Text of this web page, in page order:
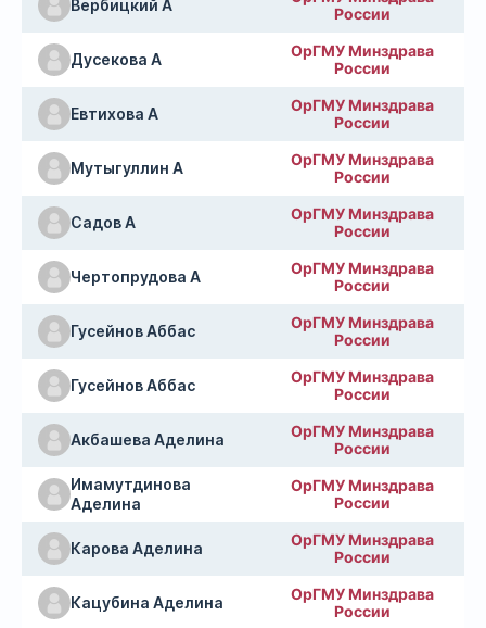
Вербицкий А
России
Дусекова А
ОрГМУ Минздрава
России
Евтихова А
ОрГМУ Минздрава
России
Мутыгуллин А
ОрГМУ Минздрава
России
Садов А
ОрГМУ Минздрава
России
Чертопрудова А
ОрГМУ Минздрава
России
Гусейнов Аббас
ОрГМУ Минздрава
России
Гусейнов Аббас
ОрГМУ Минздрава
России
Акбашева Аделина
ОрГМУ Минздрава
России
Имамутдинова
Аделина
ОрГМУ Минздрава
России
Карова Аделина
ОрГМУ Минздрава
России
Кацубина Аделина
ОрГМУ Минздрава
России